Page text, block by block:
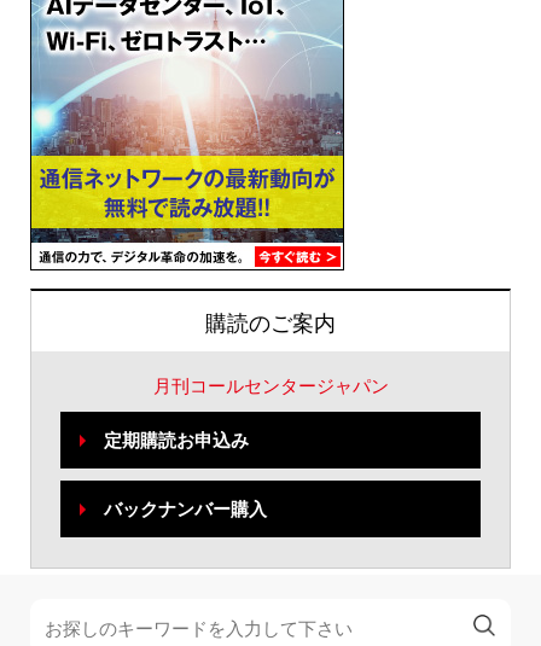
購読のご案内
月刊コールセンタージャパン
定期購読お申込み
バックナンバー購入